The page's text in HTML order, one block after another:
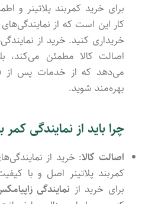
برای خرید کمربند پلاتینر و
کار این است که از
خریداری کنید. خرید از
اصالت کالا مطمئن می‌کند،
می‌دهد که از خدمات پس از
بهره‌مند شوید.
چرا باید از نمایندگی‌ کمر
اصالت کالا: خرید از
کمربند پلاتینر اصل و با
برای خرید از نمایندگی